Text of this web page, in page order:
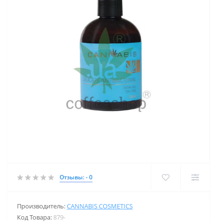
Отзывы: - 0
Производитель:CANNABIS COSMETICS
Код Товара: 879-